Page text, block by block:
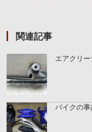
関連記事
エアクリ
バイクの事